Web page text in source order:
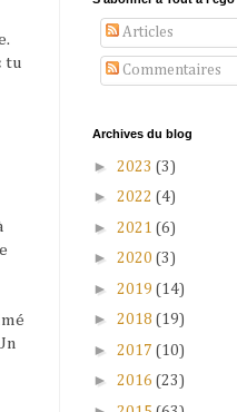
tu
Articles
Commentaires
Archives du blog
► 2023 (3)
► 2022 (4)
► 2021 (6)
► 2020 (3)
► 2019 (14)
► 2018 (19)
► 2017 (10)
► 2016 (23)